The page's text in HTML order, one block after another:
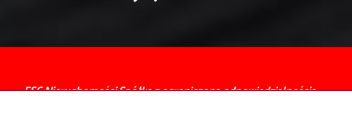
ESC Nieruchomości Spółka z ograniczoną odpowiedzialnością